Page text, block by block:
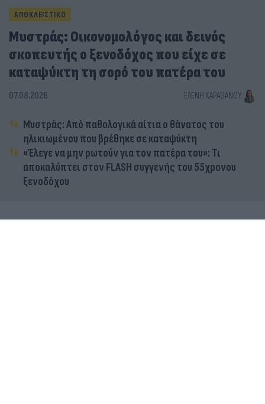
ΑΠΟΚΛΕΙΣΤΙΚΟ
Μυστράς: Οικονομολόγος και δεινός
σκοπευτής ο ξενοδόχος που είχε σε
καταψύκτη τη σορό του πατέρα του
07.08.2026 ΕΛΈΝΗ ΚΑΡΑΘΆΝΟΥ
Μυστράς: Από παθολογικά αίτια ο θάνατος του
ηλικιωμένου που βρέθηκε σε καταψύκτη
«Έλεγε να μην ρωτούν για τον πατέρα του»: Τι
αποκαλύπτει στον FLASH συγγενής του 55χρονου
ξενοδόχου